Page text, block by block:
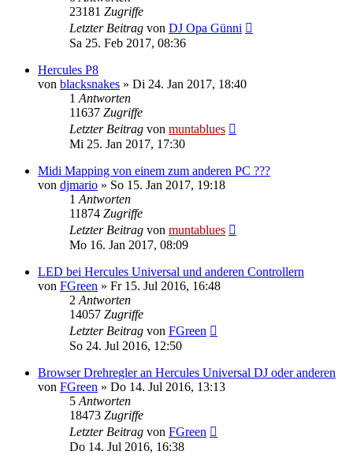
23181 Zugriffe
Letzter Beitrag von DJ Opa Günni
Sa 25. Feb 2017, 08:36
Hercules P8
von blacksnakes » Di 24. Jan 2017, 18:40
1 Antworten
11637 Zugriffe
Letzter Beitrag von muntablues
Mi 25. Jan 2017, 17:30
Midi Mapping von einem zum anderen PC ???
von djmario » So 15. Jan 2017, 19:18
1 Antworten
11874 Zugriffe
Letzter Beitrag von muntablues
Mo 16. Jan 2017, 08:09
LED bei Hercules Universal und anderen Controllern
von FGreen » Fr 15. Jul 2016, 16:48
2 Antworten
14057 Zugriffe
Letzter Beitrag von FGreen
So 24. Jul 2016, 12:50
Browser Drehregler an Hercules Universal DJ oder anderen
von FGreen » Do 14. Jul 2016, 13:13
5 Antworten
18473 Zugriffe
Letzter Beitrag von FGreen
Do 14. Jul 2016, 16:38